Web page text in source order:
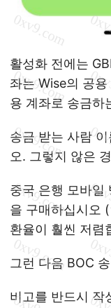
활성화 전에는
좌는 Wise의 공
용 계좌로 송금하
송금 받는 사람
오. 그렇지 않은
중국 은행 모바일
을 구매하십시오
환율이 훨씬 저렴
그런 다음 BOC
비고를 반드시 작